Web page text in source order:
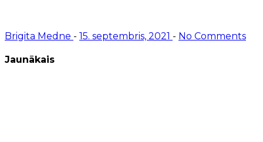
Brigita Medne - 15. septembris, 2021 - No Comments
Jaunākais